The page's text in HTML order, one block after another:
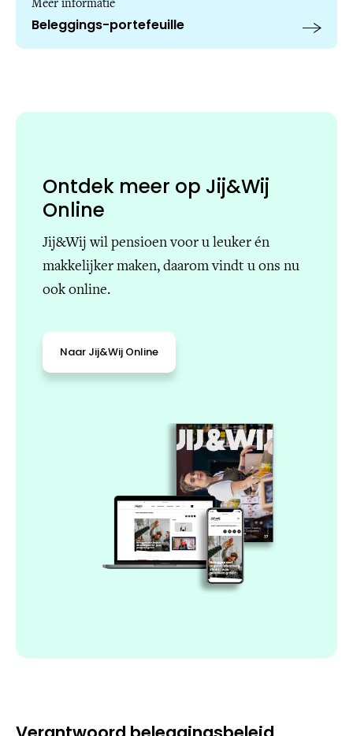
Beleggings-portefeuille
Ontdek meer op Jij&Wij
Online
Jij&Wij wil pensioen voor u leuker én
makkelijker maken, daarom vindt u ons nu
ook online.
Naar Jij&Wij Online